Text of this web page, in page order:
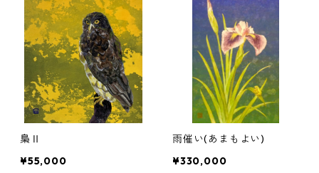
梟Ⅱ
¥55,000
雨催い(あまもよい)
¥330,000